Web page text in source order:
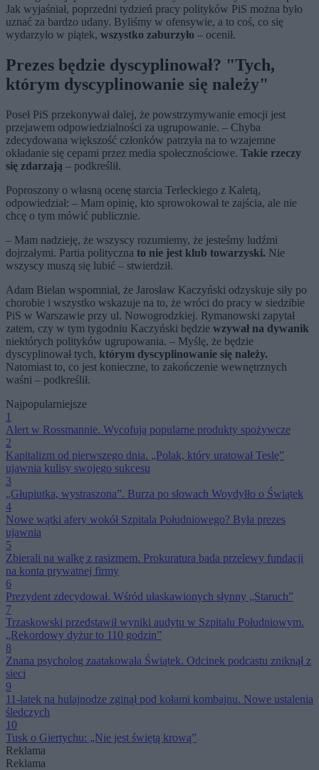
Jak wyjaśniał, poprzedni tydzień pracy polityków PiS można było
uznać za bardzo udany. Byliśmy w ofensywie, a to coś, co się
wydarzyło w piątek, wszystko zaburzyło – ocenił.
Prezes będzie dyscyplinował? "Tych,
którym dyscyplinowanie się należy"
Poseł PiS przekonywał dalej, że powstrzymywanie emocji jest
przejawem odpowiedzialności za ugrupowanie. – Chyba
zdecydowana większość członków patrzyła na to wzajemne
okładanie się cepami przez media społecznościowe. Takie rzeczy
się zdarzają – podkreślił.
Poproszony o własną ocenę starcia Terleckiego z Kaletą,
odpowiedział: – Mam opinię, kto sprowokował te zajścia, ale nie
chcę o tym mówić publicznie.
– Mam nadzieję, że wszyscy rozumiemy, że jesteśmy ludźmi
dojrzałymi. Partia polityczna to nie jest klub towarzyski. Nie
wszyscy muszą się lubić – stwierdził.
Adam Bielan wspomniał, że Jarosław Kaczyński odzyskuje siły po
chorobie i wszystko wskazuje na to, że wróci do pracy w siedzibie
PiS w Warszawie przy ul. Nowogrodzkiej. Rymanowski zapytał
zatem, czy w tym tygodniu Kaczyński będzie wzywał na dywanik
niektórych polityków ugrupowania. – Myślę, że będzie
dyscyplinował tych, którym dyscyplinowanie się należy.
Natomiast to, co jest konieczne, to zakończenie wewnętrznych
waśni – podkreślił.
Najpopularniejsze
1
Alert w Rossmannie. Wycofują popularne produkty spożywcze
2
Kapitalizm od pierwszego dnia. „Polak, który uratował Teslę”
ujawnia kulisy swojego sukcesu
3
„Głupiutka, wystraszona”. Burza po słowach Woydyłło o Świątek
4
Nowe wątki afery wokół Szpitala Południowego? Była prezes
ujawnia
5
Zbierali na walkę z rasizmem. Prokuratura bada przelewy fundacji
na konta prywatnej firmy
6
Prezydent zdecydował. Wśród ułaskawionych słynny „Staruch”
7
Trzaskowski przedstawił wyniki audytu w Szpitalu Południowym.
„Rekordowy dyżur to 110 godzin”
8
Znana psycholog zaatakowała Świątek. Odcinek podcastu zniknął z
sieci
9
11-latek na hulajnodze zginął pod kołami kombajnu. Nowe ustalenia
śledczych
10
Tusk o Giertychu: „Nie jest świętą krową”
Reklama
Reklama